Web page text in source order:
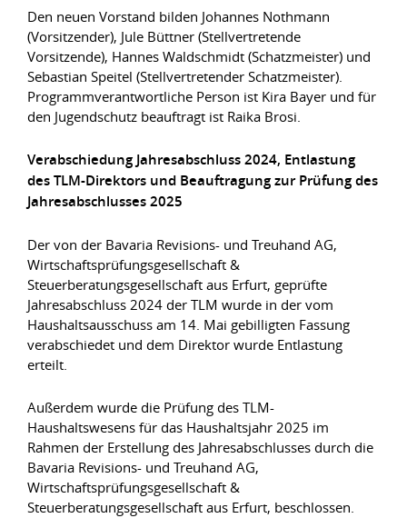
Den neuen Vorstand bilden Johannes Nothmann
(Vorsitzender), Jule Büttner (Stellvertretende
Vorsitzende), Hannes Waldschmidt (Schatzmeister) und
Sebastian Speitel (Stellvertretender Schatzmeister).
Programmverantwortliche Person ist Kira Bayer und für
den Jugendschutz beauftragt ist Raika Brosi.
Verabschiedung Jahresabschluss 2024, Entlastung
des TLM-Direktors und Beauftragung zur Prüfung des
Jahresabschlusses 2025
Der von der Bavaria Revisions- und Treuhand AG,
Wirtschaftsprüfungsgesellschaft &
Steuerberatungsgesellschaft aus Erfurt, geprüfte
Jahresabschluss 2024 der TLM wurde in der vom
Haushaltsausschuss am 14. Mai gebilligten Fassung
verabschiedet und dem Direktor wurde Entlastung
erteilt.
Außerdem wurde die Prüfung des TLM-
Haushaltswesens für das Haushaltsjahr 2025 im
Rahmen der Erstellung des Jahresabschlusses durch die
Bavaria Revisions- und Treuhand AG,
Wirtschaftsprüfungsgesellschaft &
Steuerberatungsgesellschaft aus Erfurt, beschlossen.